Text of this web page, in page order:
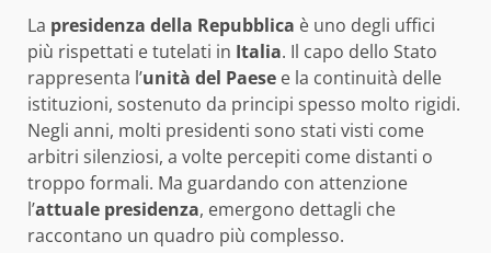
La presidenza della Repubblica è uno degli uffici
più rispettati e tutelati in Italia. Il capo dello Stato
rappresenta l’unità del Paese e la continuità delle
istituzioni, sostenuto da principi spesso molto rigidi.
Negli anni, molti presidenti sono stati visti come
arbitri silenziosi, a volte percepiti come distanti o
troppo formali. Ma guardando con attenzione
l’attuale presidenza, emergono dettagli che
raccontano un quadro più complesso.